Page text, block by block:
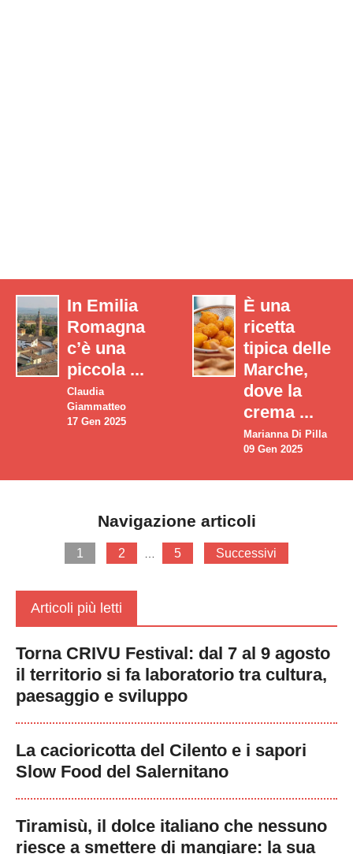
In Emilia
Romagna
c’è una
piccola ...
Claudia
Giammatteo
17 Gen 2025
È una
ricetta
tipica delle
Marche,
dove la
crema ...
Marianna Di Pilla
09 Gen 2025
Navigazione articoli
1 2 … 5 Successivi
Articoli più letti
Torna CRIVU Festival: dal 7 al 9 agosto
il territorio si fa laboratorio tra cultura,
paesaggio e sviluppo
La cacioricotta del Cilento e i sapori
Slow Food del Salernitano
Tiramisù, il dolce italiano che nessuno
riesce a smettere di mangiare: la sua